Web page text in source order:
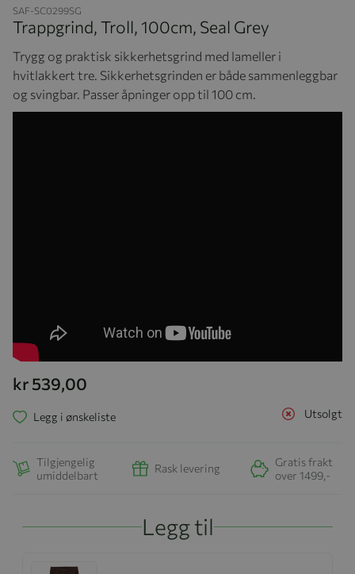
SAF-SC0299SG
Trappgrind, Troll, 100cm, Seal Grey
Trygg og praktisk sikkerhetsgrind med lameller i
hvitlakkert tre. Sikkerhetsgrinden er både sammenleggbar
og svingbar. Passer åpninger opp til 100 cm.
kr 539,00
Utsolgt
Legg i ønskeliste
Tilgjengelig
umiddelbart
Rask levering
Gratis frakt
over 1499,-
Legg til